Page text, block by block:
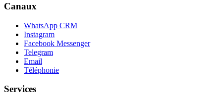
Canaux
WhatsApp CRM
Instagram
Facebook Messenger
Telegram
Email
Téléphonie
Services